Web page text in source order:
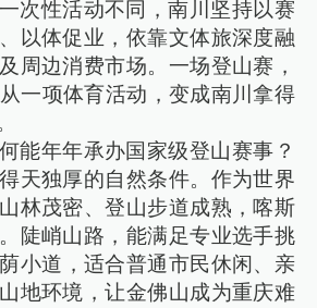
次性活动不同，南川坚持以赛
以体促业，依靠文体旅深度融
周边消费市场。一场登山赛，
一项体育活动，变成南川拿得
能年年承办国家级登山赛事？
天独厚的自然条件。作为世界
林茂密、登山步道成熟，喀斯
陡峭山路，能满足专业选手挑
小道，适合普通市民休闲、亲
地环境，让金佛山成为重庆难